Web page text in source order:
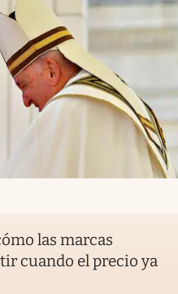
las marcas
cuando el precio ya